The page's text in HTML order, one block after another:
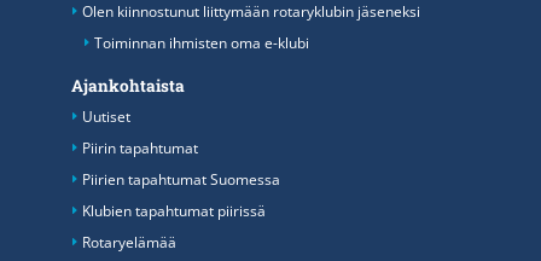
Olen kiinnostunut liittymään rotaryklubin jäseneksi
Toiminnan ihmisten oma e-klubi
Ajankohtaista
Uutiset
Piirin tapahtumat
Piirien tapahtumat Suomessa
Klubien tapahtumat piirissä
Rotaryelämää